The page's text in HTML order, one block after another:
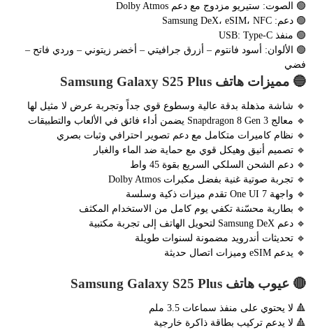
🟢 الصوت: ستيريو مزدوج مع دعم Dolby Atmos
🟢 دعم: Samsung DeX، eSIM، NFC
🟢 منفذ USB: Type-C
🟢 الألوان: أسود فانتوم – أزرق جرافيتي – أخضر زيتوني – وردي فاتح –
فضي
🔵 مميزات هاتف Samsung Galaxy S25 Plus
🔹 شاشة مذهلة بدقة عالية وسطوع قوي جداً وتجربة عرض لا مثيل لها
🔹 معالج Snapdragon 8 Gen 3 يضمن أداء فائق في الألعاب والتطبيقات
🔹 نظام كاميرات متكامل مع دعم تصوير احترافي وثبات بصري
🔹 تصميم أنيق وهيكل قوي مع حماية ضد الماء والغبار
🔹 دعم الشحن السلكي السريع بقوة 45 واط
🔹 تجربة صوتية غنية بفضل مكبرات Dolby Atmos
🔹 واجهة One UI 7 تقدم ميزات ذكية وسلسة
🔹 بطارية محسّنة تكفي يوم كامل من الاستخدام المكثف
🔹 دعم Samsung DeX لتحويل الهاتف إلى تجربة مكتبية
🔹 تحديثات أندرويد مضمونة لسنوات طويلة
🔹 يدعم eSIM وميزات اتصال حديثة
🔴 عيوب هاتف Samsung Galaxy S25 Plus
🔺 لا يحتوي على منفذ سماعات 3.5 ملم
🔺 لا يدعم تركيب بطاقة ذاكرة خارجية